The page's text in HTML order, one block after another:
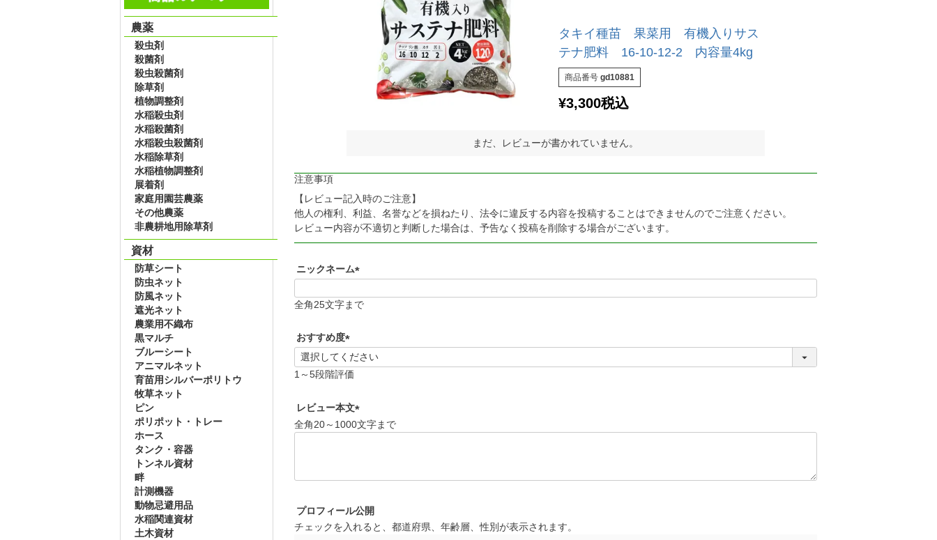
農薬
殺虫剤
殺菌剤
殺虫殺菌剤
除草剤
植物調整剤
水稲殺虫剤
水稲殺菌剤
水稲殺虫殺菌剤
水稲除草剤
水稲植物調整剤
展着剤
家庭用園芸農薬
その他農薬
非農耕地用除草剤
資材
防草シート
防虫ネット
防風ネット
遮光ネット
農業用不織布
黒マルチ
ブルーシート
アニマルネット
育苗用シルバーポリトウ
牧草ネット
ピン
ポリポット・トレー
ホース
タンク・容器
トンネル資材
畔
計測機器
動物忌避用品
水稲関連資材
土木資材
タキイ種苗 果菜用 有機入りサス
テナ肥料 16-10-12-2 内容量4kg
商品番号 gd10881
¥3,300税込
まだ、レビューが書かれていません。
注意事項
【レビュー記入時のご注意】
他人の権利、利益、名誉などを損ねたり、法令に違反する内容を投稿することはできませんのでご注意ください。
レビュー内容が不適切と判断した場合は、予告なく投稿を削除する場合がございます。
ニックネーム
必
全角25文字まで
おすすめ度
(
必
1～5段階評価
レビュー本文
(
全角20～1000文字まで
プロフィール公開
チェックを入れると、都道府県、年齢層、性別が表示されます。